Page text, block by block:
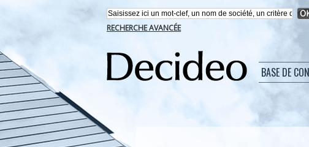
RECHERCHE AVANCÉE
BASE DE